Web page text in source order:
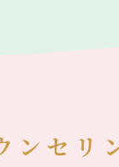
ンセリ